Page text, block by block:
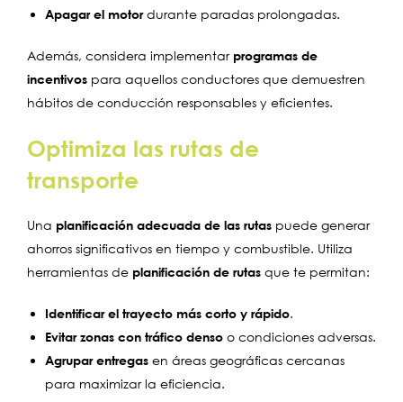
Apagar el motordurante paradas prolongadas.
Además, considera implementar programas de
incentivos para aquellos conductores que demuestren
hábitos de conducción responsables y eficientes.
Optimiza las rutas de
transporte
Una planificación adecuada de las rutas puede generar
ahorros significativos en tiempo y combustible. Utiliza
herramientas de planificación de rutas que te permitan:
Identificar el trayecto más corto y rápido.
Evitar zonas con tráfico denso o condiciones adversas.
Agrupar entregas en áreas geográficas cercanas
para maximizar la eficiencia.